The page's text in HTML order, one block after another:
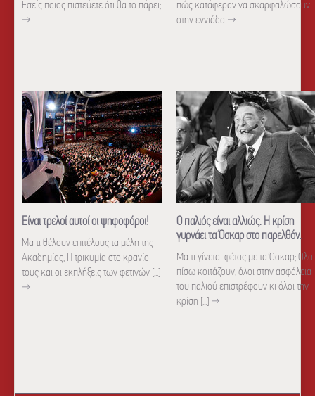
Εσείς ποιος πιστεύετε ότι θα το πάρει;
→
πώς κατάφεραν να σκαρφαλώσουν
στην εννιάδα →
Είναι τρελοί αυτοί οι ψηφοφόροι!
Μα τι θέλουν επιτέλους τα μέλη της
Ακαδημίας; Η τρικυμία στο κρανίο
τους και οι εκπλήξεις των φετινών [...]
→
Ο παλιός είναι αλλιώς. Η κρίση
γυρνάει τα Όσκαρ στο παρελθόν.
Μα τι γίνεται φέτος με τα Όσκαρ; Ολοι
πίσω κοιτάζουν, όλοι στην ασφάλεια
του παλιού επιστρέφουν κι όλοι την
κρίση [...] →